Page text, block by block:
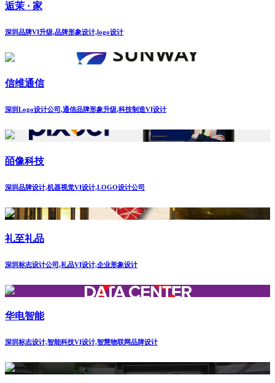
逅茉 · 家
深圳品牌VI升级,品牌形象设计,logo设计
信维通信
深圳Logo设计公司,通信品牌形象升级,科技制造VI设计
皕像科技
深圳品牌设计,机器视觉VI设计,LOGO设计公司
礼至礼品
深圳标志设计公司,礼品VI设计,企业形象设计
华电智能
深圳标志设计,智能科技VI设计,智慧物联网品牌设计